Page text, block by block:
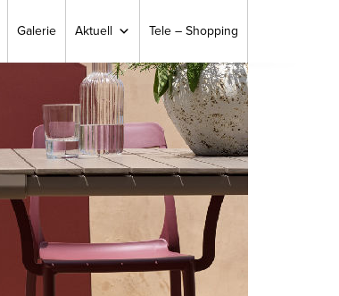
Galerie Aktuell Tele – Shopping